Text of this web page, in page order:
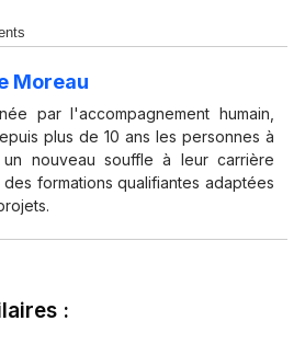
Moreau
par l'accompagnement humain,
plus de 10 ans les personnes à
un nouveau souffle à leur carrière
formations qualifiantes adaptées
: